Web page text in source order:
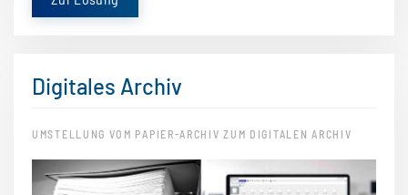
Digitales Archiv
UMSTELLUNG VOM PAPIER-ARCHIV ZUM DIGITALEN ARCHIV